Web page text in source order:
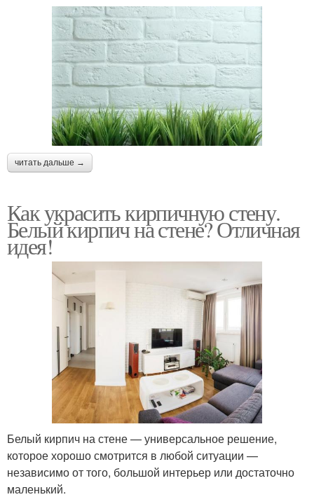
читать дальше →
Как украсить кирпичную стену.
Белый кирпич на стене? Отличная
идея!
Белый кирпич на стене — универсальное решение,
которое хорошо смотрится в любой ситуации —
независимо от того, большой интерьер или достаточно
маленький.